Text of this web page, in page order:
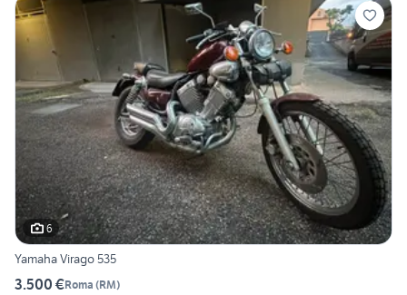
6
Yamaha Virago 535
3.500 €Roma (RM)